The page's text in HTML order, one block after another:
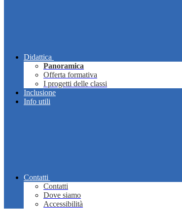
Didattica
Panoramica
Offerta formativa
I progetti delle classi
Inclusione
Info utili
Contatti
Contatti
Dove siamo
Accessibilità